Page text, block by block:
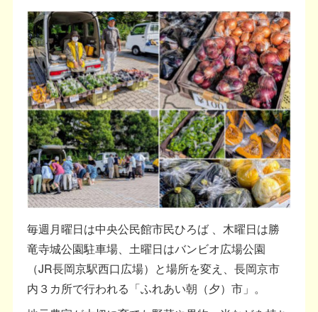
毎週月曜日は中央公民館市民ひろば 、木曜日は勝
竜寺城公園駐車場、土曜日はバンビオ広場公園
（JR長岡京駅西口広場）と場所を変え、長岡京市
内３カ所で行われる「ふれあい朝（夕）市」。